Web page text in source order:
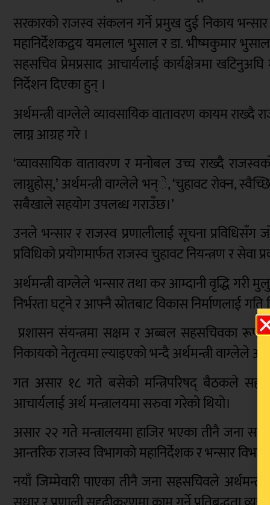
सरकारको राजस्व संकलन गर्ने प्रमुख दुई निकाय भन्सार
महानिर्देशकद्वय यमलाल भुसाल र डा. भीष्मकुमार
सहसचिव प्रेमप्रसाद आचार्यलाई कार्यक्षेत्रमा
निर्देशन दिएका हुन् ।
अर्थमन्त्री वाग्लेले व्यावसायिक वातावरण कायम राख्दै
लाग्न आग्रह गरे ।
‘व्यावसायिक वातावरण र मनोबल उच्च राख्दै
लाग्नुहोस्,’ अर्थमन्त्री वाग्लेले भन्े, ‘चुहावट रोक्न,
सबैखाले सहयोग उपलब्ध गराउँछ।’
उनले भन्सार र राजस्व प्रणालीलाई सूचना प्रविधिसँग
प्रविधिको प्रयोगमार्फत राजस्व चुहावट नियन्त्रण र सेवा
अर्थमन्त्री वाग्लेले भन्सार तथा कर आम्दानी वृद्धि
निर्भरता घट्ने र आफ्नै स्रोतबाट विकास निर्माणलाई
प्रशासन संयन्त्रमा सक्षम र अब्बल सहसचिवका रूपमा
निकायको नेतृत्वमा ल्याइएको भन्दै अर्थमन्त्री वाग्लेले
गत असार १८ गते बसेको मन्त्रिपरिषद् बैठकले
आचार्यलाई अर्थ मन्त्रालयमा सरुवा गरेको थियो।
असार २२ गते मन्त्रालयमा हाजिर भएका तीनै जना
आन्तरिक राजस्व विभागको महानिर्देशक र भन्सार
नयाँ जिम्मेवारी पाएका तीनै जना सहसचिवले